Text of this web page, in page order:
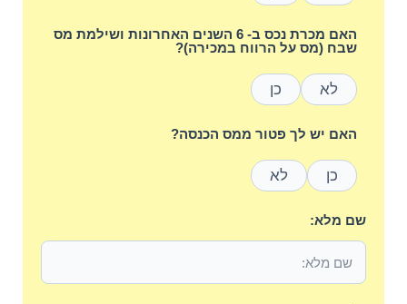
האם מכרת נכס ב- 6 השנים האחרונות ושילמת מס
שבח (מס על הרווח במכירה)?
לא כן
האם יש לך פטור ממס הכנסה?
כן לא
שם מלא: